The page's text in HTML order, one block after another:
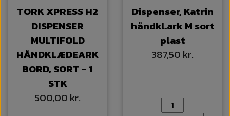
TORK XPRESS H2
DISPENSER
MULTIFOLD
HÅNDKLÆDEARK
BORD, SORT - 1
STK
500,00 kr.
Dispenser, Katrin
håndkl.ark M sort
plast
387,50 kr.